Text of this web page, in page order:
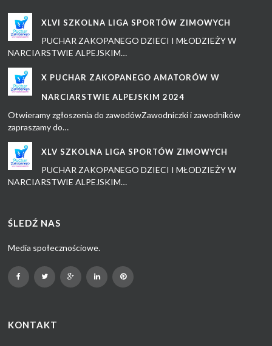
XLVI SZKOLNA LIGA SPORTÓW ZIMOWYCH
PUCHAR ZAKOPANEGO DZIECI I MŁODZIEŻY W
NARCIARSTWIE ALPEJSKIM…
X PUCHAR ZAKOPANEGO AMATORÓW W
NARCIARSTWIE ALPEJSKIM 2024
Otwieramy zgłoszenia do zawodówZawodniczki i zawodników
zapraszamy do…
XLV SZKOLNA LIGA SPORTÓW ZIMOWYCH
PUCHAR ZAKOPANEGO DZIECI I MŁODZIEŻY W
NARCIARSTWIE ALPEJSKIM…
ŚLEDŹ NAS
Media społecznościowe.
KONTAKT